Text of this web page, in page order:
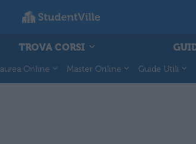
TROVA CORSI
Online Master Online Guide Utili